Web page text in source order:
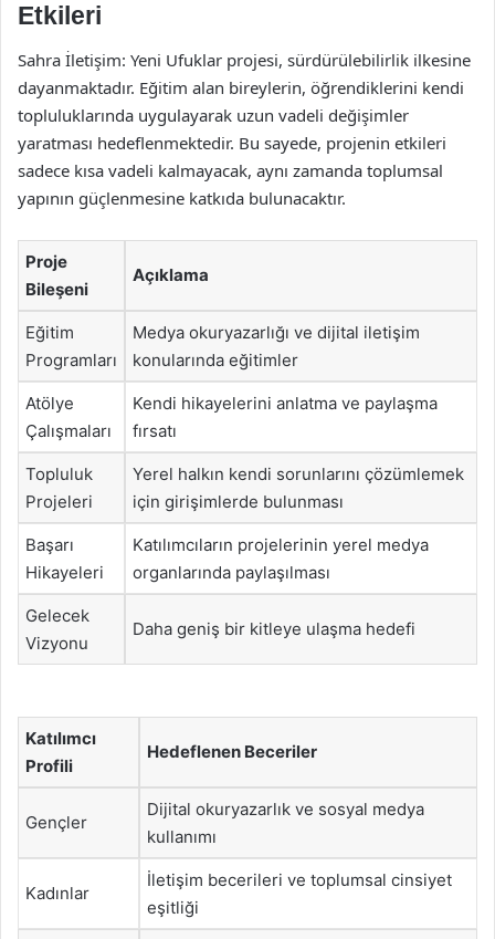
Etkileri
Sahra İletişim: Yeni Ufuklar projesi, sürdürülebilirlik ilkesine
dayanmaktadır. Eğitim alan bireylerin, öğrendiklerini kendi
topluluklarında uygulayarak uzun vadeli değişimler
yaratması hedeflenmektedir. Bu sayede, projenin etkileri
sadece kısa vadeli kalmayacak, aynı zamanda toplumsal
yapının güçlenmesine katkıda bulunacaktır.
Proje
Bileşeni
Açıklama
Eğitim
Programları
Medya okuryazarlığı ve dijital iletişim
konularında eğitimler
Atölye
Çalışmaları
Kendi hikayelerini anlatma ve paylaşma
fırsatı
Topluluk
Projeleri
Yerel halkın kendi sorunlarını çözümlemek
için girişimlerde bulunması
Başarı
Hikayeleri
Katılımcıların projelerinin yerel medya
organlarında paylaşılması
Gelecek
Vizyonu
Daha geniş bir kitleye ulaşma hedefi
Katılımcı
Profili
Hedeflenen Beceriler
Gençler
Dijital okuryazarlık ve sosyal medya
kullanımı
Kadınlar
İletişim becerileri ve toplumsal cinsiyet
eşitliği